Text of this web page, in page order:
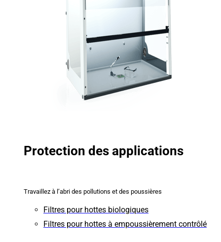
Protection des applications
Travaillez à l’abri des pollutions et des poussières
Filtres pour hottes biologiques
Filtres pour hottes à empoussièrement contrôlé